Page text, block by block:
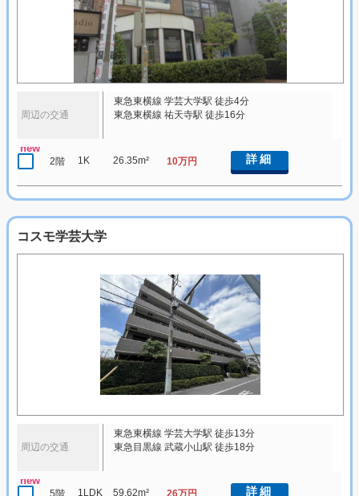
周辺の交通
東急東横線 学芸大学駅 徒歩4分
東急東横線 祐天寺駅 徒歩16分
new
2階 1K 26.35m² 10万円 詳細
コスモ学芸大学
周辺の交通
東急東横線 学芸大学駅 徒歩13分
東急目黒線 武蔵小山駅 徒歩18分
new
5階 1LDK 59.62m² 26万円 詳細